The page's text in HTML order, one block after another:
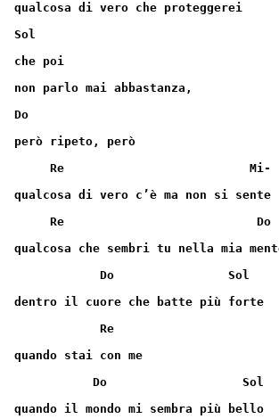
qualcosa di vero che proteggerei
Sol
che poi
non parlo mai abbastanza,
Do
però ripeto, però
     Re                          Mi-
qualcosa di vero c’è ma non si sente
     Re                           Do
qualcosa che sembri tu nella mia
            Do                Sol
dentro il cuore che batte più forte
            Re
quando stai con me
           Do                   Sol
quando il mondo mi sembra più bello